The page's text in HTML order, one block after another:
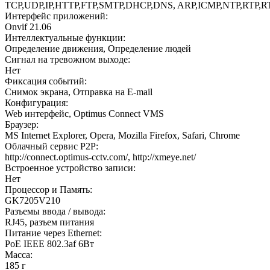
TCP,UDP,IP,HTTP,FTP,SMTP,DHCP,DNS,
Интерфейс приложений:
Onvif 21.06
Интеллектуальные функции:
Определение движения, Определение людей
Сигнал на тревожном выходе:
Нет
Фиксация событий:
Снимок экрана, Отправка на E-mail
Конфигурация:
Web интерфейс, Optimus Connect VMS
Браузер:
MS Internet Explorer, Opera, Mozilla Firefox, Safari, Chrome
Облачный сервис P2P:
http://connect.optimus-cctv.com/, http://xmeye.net/
Встроенное устройство записи:
Нет
Процессор и Память:
GK7205V210
Разъемы ввода / вывода:
RJ45, разъем питания
Питание через Ethernet:
PoE IEEE 802.3af 6Вт
Масса:
185 г